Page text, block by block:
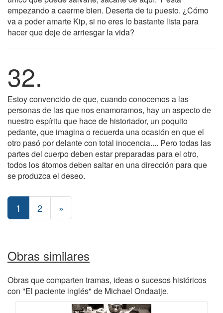
empezando a caerme bien. Deserta de tu puesto. ¿Cómo
va a poder amarte Kip, si no eres lo bastante lista para
hacer que deje de arriesgar la vida?
32.
Estoy convencido de que, cuando conocemos a las
personas de las que nos enamoramos, hay un aspecto de
nuestro espíritu que hace de historiador, un poquito
pedante, que imagina o recuerda una ocasión en que el
otro pasó por delante con total inocencia.... Pero todas las
partes del cuerpo deben estar preparadas para el otro,
todos los átomos deben saltar en una dirección para que
se produzca el deseo.
1 2 »
Obras similares
Obras que comparten tramas, ideas o sucesos históricos
con "El paciente inglés" de Michael Ondaatje.